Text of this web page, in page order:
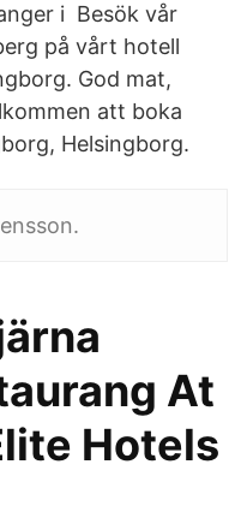
i Besök vår
på vårt hotell
God mat,
att boka
Helsingborg.
At
Hotels